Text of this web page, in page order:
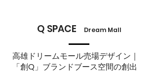
Q SPACE Dream Mall
高雄ドリームモール売場デザイン｜
「創Q」ブランドブース空間の創出